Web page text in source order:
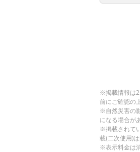
※掲載情報は
前にご確認の
※自然災害の
になる場合が
※掲載されて
載(二次使用)は
※表示料金は